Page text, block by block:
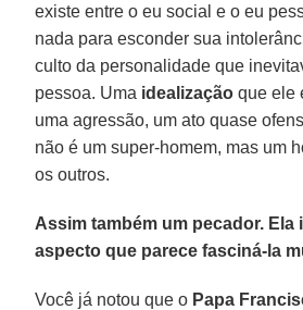
existe entre o eu social e o eu
nada para esconder sua
culto da personalidade que
pessoa. Uma idealização que ele
uma agressão, um ato quase
não é um super-homem, mas um
os outros.
Assim também um pecador. Ela
aspecto que parece fasciná-la
Você já notou que o Papa